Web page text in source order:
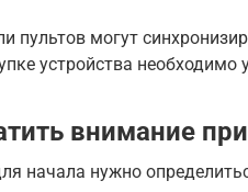
пультов могут
устройства
внимание
начала нужно